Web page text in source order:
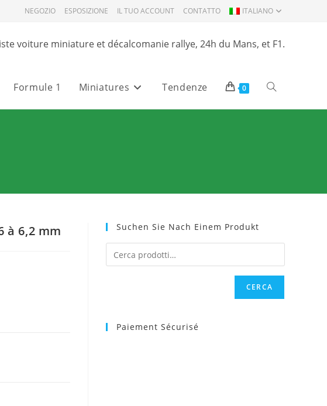
NEGOZIO ESPOSIZIONE IL TUO ACCOUNT CONTATTO ITALIANO
voiture miniature et décalcomanie rallye, 24h du Mans, et F1.
Formule 1 Miniatures Tendenze 0 Attiva/disattiva
web
à 6,2 mm Suchen Sie Nach Einem Produkt
CERCA
Paiement Sécurisé